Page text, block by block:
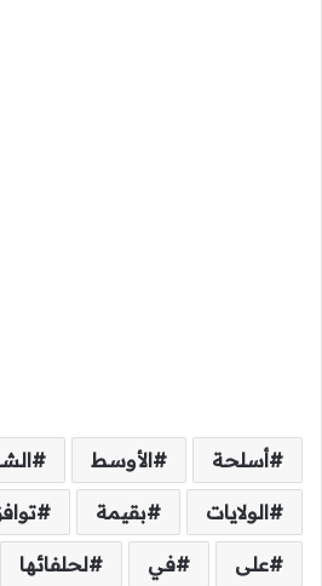
أسلحة الأوسط
الولايات بقيمة
على في لحلفائها